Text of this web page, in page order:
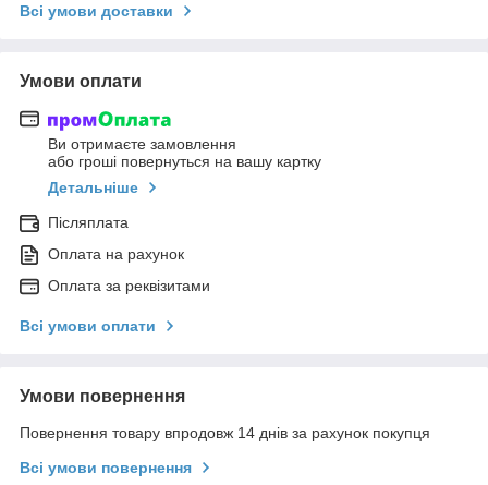
Всі умови доставки
Умови оплати
Ви отримаєте замовлення
або гроші повернуться на вашу картку
Детальніше
Післяплата
Оплата на рахунок
Оплата за реквізитами
Всі умови оплати
Умови повернення
Повернення товару впродовж 14 днів за рахунок покупця
Всі умови повернення